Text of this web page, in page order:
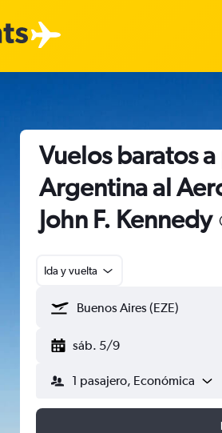
Vuelos baratos
Argentina al
John F. Kennedy
Ida y vuelta
sáb. 5/9
1 pasajero, Económica